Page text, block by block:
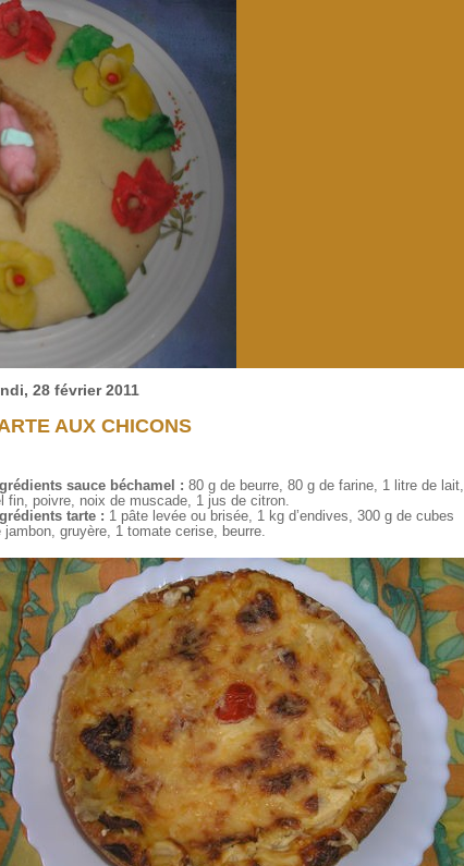
28 février 2011
AUX CHICONS
sauce béchamel : 80 g de beurre, 80 g de farine, 1 litre de lait,
fin, poivre, noix de muscade, 1 jus de citron.
tarte : 1 pâte levée ou brisée, 1 kg d’endives, 300 g de cubes
jambon, gruyère, 1 tomate cerise, beurre.